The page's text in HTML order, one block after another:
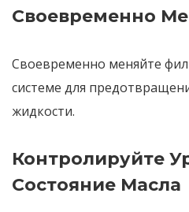
Своевременно
Своевременно меняйте
системе для
жидкости.
Контролируйте
Состояние Масла